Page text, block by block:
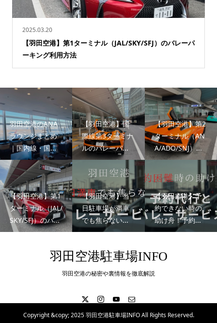
2025.03.20
【羽田空港】第1ターミナル（JAL/SKY/SFJ）のバレーパ
ーキング利用方法
羽田空港のANA
ラウンジまとめ
｜国内線・国...
【羽田空港】国
際線第3ターミナ
ルのバレーパ...
【羽田空港】第2
ターミナル（AN
A/ADO/SNJ）...
【羽田空港】第1
ターミナル（JAL/
SKY/SFJ）のバ...
【羽田空港】当
日駐車場が満車
でも焦らない...
【羽田空港】予
約できない時の
助け舟！予約...
羽田空港駐車場INFO
羽田空港の秘密や裏情報を徹底解説
Copyright &copy; 2025 羽田空港駐車場INFO All Rights Reserved.